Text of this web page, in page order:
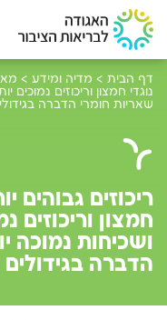
דף הבית > מדיה ומידע >
נוגדי חמצון וריכוזים
שאריות חומרי הדברה
ריכוזים גבוהים
חמצון וריכוזים
ושכיחות נמוכה
הדברה בגידולים